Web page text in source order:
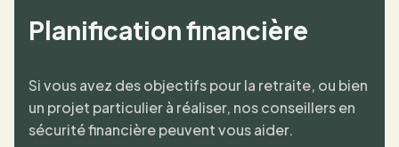
Planification financière
Si vous avez des objectifs pour la retraite, ou bien
un projet particulier à réaliser, nos conseillers en
sécurité financière peuvent vous aider.